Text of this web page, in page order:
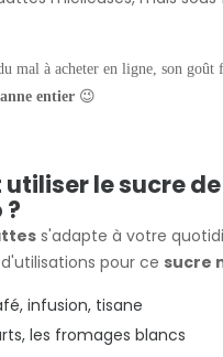
mal à acheter en ligne, son goût
entier 😉
le sucre de
s'adapte à votre
pour ce sucre
infusion, tisane
les fromages blancs